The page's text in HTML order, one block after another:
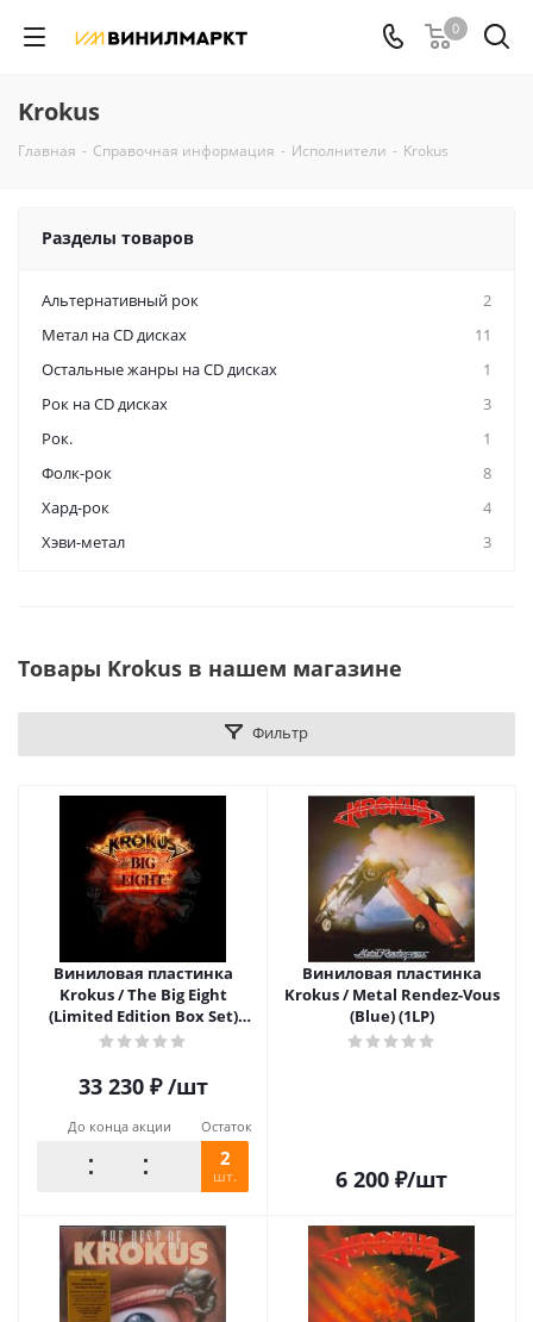
0
Krokus
Главная - Справочная информация - Исполнители - Krokus
Разделы товаров
Альтернативный рок
2
Метал на CD дисках
11
Остальные жанры на CD дисках
1
Рок на CD дисках
3
Рок.
1
Фолк-рок
8
Хард-рок
4
Хэви-метал
3
Товары Krokus в нашем магазине
Фильтр
Виниловая пластинка
Krokus / The Big Eight
(Limited Edition Box Set)
(12LP)
33 230₽ /шт
До конца акции Остаток
2
шт.
Виниловая пластинка
Krokus / Metal Rendez-Vous
(Blue) (1LP)
6 200 ₽/шт